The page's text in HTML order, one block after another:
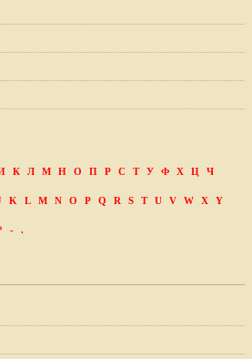
К Л М Н О П Р С Т У Ф Х Ц
Ч
K L M N O P Q R S T U V W X
Y
- .